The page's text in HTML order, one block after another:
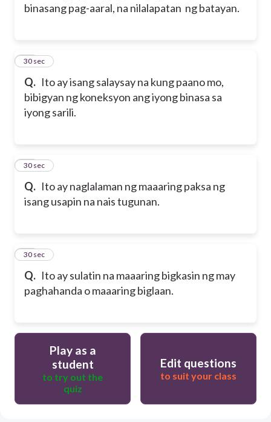
binasang pag-aaral, na nilalapatan ng batayan.
Q. Ito ay isang salaysay na kung paano mo,
bibigyan ng koneksyon ang iyong binasa sa
iyong sarili.
48
30 sec
Q. Ito ay naglalaman ng maaaring paksa ng
isang usapin na nais tugunan.
49
30 sec
Q. Ito ay sulatin na maaaring bigkasin ng may
paghahanda o maaaring biglaan.
50
30 sec
Play as a
student
to try out the
quiz
Edit questions
to suit your class